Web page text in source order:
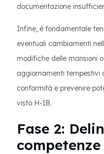
documentazione
Infine, è fondamentale
eventuali cambiamenti
modifiche delle mansioni
aggiornamenti tempestivi
conformità e prevenire
visto H-1B.
Fase 2: